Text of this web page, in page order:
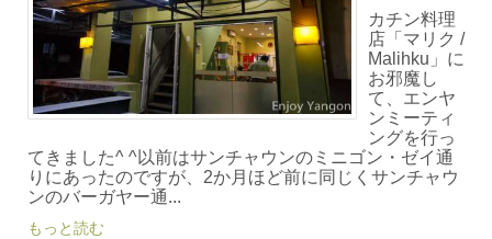
カチン料理
店「マリク /
Malihku」に
お邪魔し
て、エンヤ
ンミーティ
ングを行っ
てきました^ ^以前はサンチャウンのミニゴン・ゼイ通
りにあったのですが、2か月ほど前に同じくサンチャウ
ンのバーガヤー通...
もっと読む